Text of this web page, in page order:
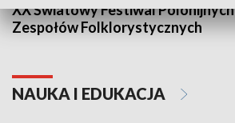
XX Światowy Festiwal Polonijnych
Zespołów Folklorystycznych
NAUKA I EDUKACJA